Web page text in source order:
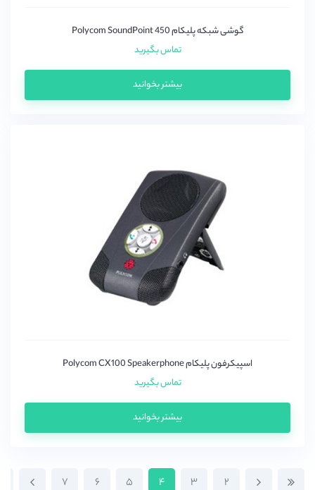
گوشی شبکه پلیکام Polycom SoundPoint 450
تماس بگیرید
بیشتر بخوانید
اسپیکرفون پلیکام Polycom CX100 Speakerphone
تماس بگیرید
بیشتر بخوانید
۲ ۳ ۴ ۵ ۶ ۷